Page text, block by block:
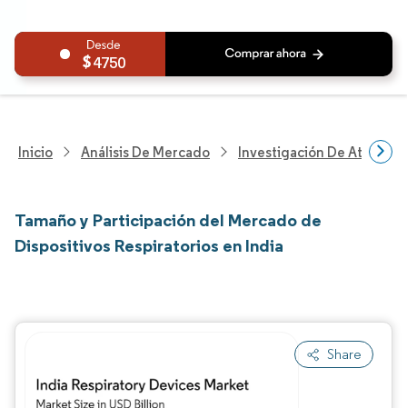
4750
Inicio Análisis De Mercado Investigación De
Tamaño y Participación del Mercado de
Dispositivos Respiratorios en India
Share